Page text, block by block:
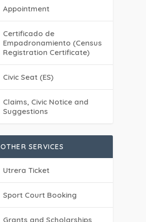
Appointment
Certificado de
Empadronamiento (Census
Registration Certificate)
Civic Seat (ES)
Claims, Civic Notice and
Suggestions
OTHER SERVICES
Utrera Ticket
Sport Court Booking
Grants and Scholarships